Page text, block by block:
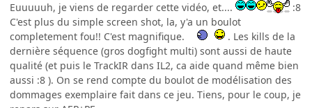
Euuuuuh, je viens de regarder cette vidéo, et....
:8
C'est plus du simple screen shot, la, y'a un boulot
completement fou!! C'est magnifique.
. Les kills de la
dernière séquence (gros dogfight multi) sont aussi de haute
qualité (et puis le TrackIR dans IL2, ca aide quand même bien
aussi :8 ). On se rend compte du boulot de modélisation des
dommages exemplaire fait dans ce jeu. Tiens, pour le coup, je